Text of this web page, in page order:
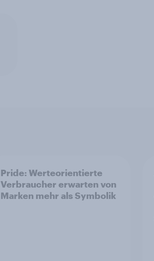
Pride: Werteorientierte
Verbraucher erwarten von
Marken mehr als Symbolik